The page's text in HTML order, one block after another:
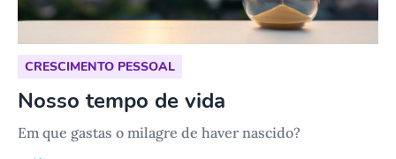
CRESCIMENTO PESSOAL
Nosso tempo de vida
Em que gastas o milagre de haver nascido?